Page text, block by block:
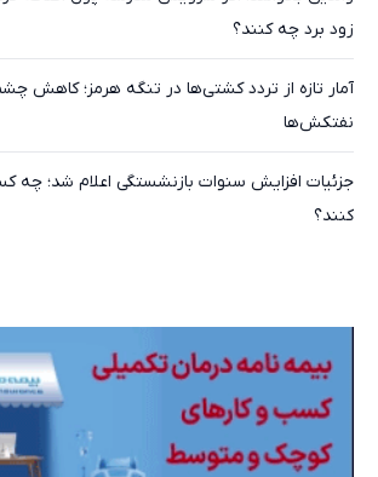
زود برد چه کنند؟
آمار تازه از تردد کشتی‌ها در تنگه هرمز؛ کاهش
نفتکش‌ها
جزئیات افزایش سنوات بازنشستگی اعلام شد؛ چه
کنند؟